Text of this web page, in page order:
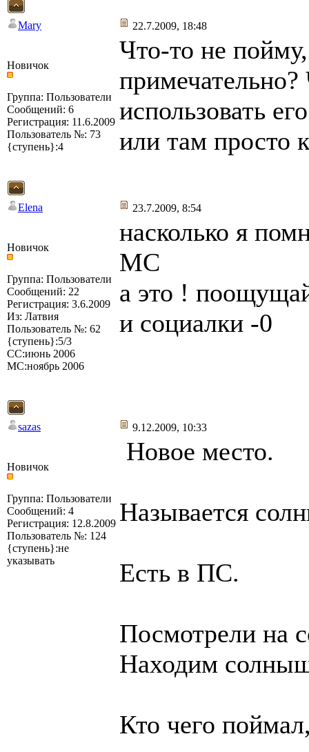
Mary 22.7.2009, 18:48
Новичок
Группа: Пользователи
Сообщений: 6
Регистрация: 11.6.2009
Пользователь №: 73
{ступень}:4
Что-то не
примечательно?
использовать
или там просто
Elena 23.7.2009, 8:54
Новичок
Группа: Пользователи
Сообщений: 22
Регистрация: 3.6.2009
Из: Латвия
Пользователь №: 62
{ступень}:5/3
СС:июнь 2006
МС:ноябрь 2006
насколько я
МС
а это !
и социалки -0
sazas 9.12.2009, 10:33
Новичок
Группа: Пользователи
Сообщений: 4
Регистрация: 12.8.2009
Пользователь №: 124
{ступень}:не
указывать
Новое место.
Называется
Есть в ПС.
Посмотрели на
Находим
Кто чего